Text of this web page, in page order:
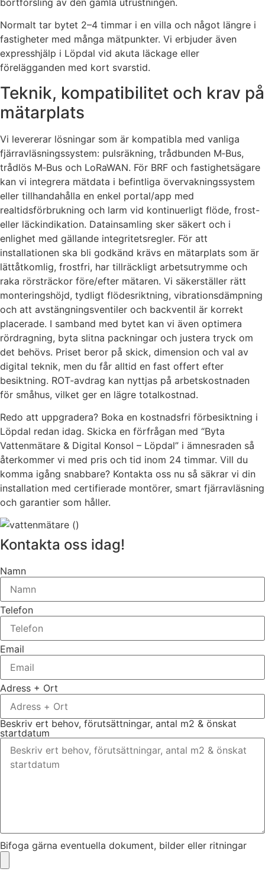
Normalt tar bytet 2–4 timmar i en villa och något längre i
fastigheter med många mätpunkter. Vi erbjuder även
expresshjälp i Löpdal vid akuta läckage eller
förelägganden med kort svarstid.
Teknik, kompatibilitet och krav på
mätarplats
Vi levererar lösningar som är kompatibla med vanliga
fjärravläsningssystem: pulsräkning, trådbunden M‑Bus,
trådlös M‑Bus och LoRaWAN. För BRF och fastighetsägare
kan vi integrera mätdata i befintliga övervakningssystem
eller tillhandahålla en enkel portal/app med
realtidsförbrukning och larm vid kontinuerligt flöde, frost-
eller läckindikation. Datainsamling sker säkert och i
enlighet med gällande integritetsregler. För att
installationen ska bli godkänd krävs en mätarplats som är
lättåtkomlig, frostfri, har tillräckligt arbetsutrymme och
raka rörsträckor före/efter mätaren. Vi säkerställer rätt
monteringshöjd, tydligt flödesriktning, vibrationsdämpning
och att avstängningsventiler och backventil är korrekt
placerade. I samband med bytet kan vi även optimera
rördragning, byta slitna packningar och justera tryck om
det behövs. Priset beror på skick, dimension och val av
digital teknik, men du får alltid en fast offert efter
besiktning. ROT‑avdrag kan nyttjas på arbetskostnaden
för småhus, vilket ger en lägre totalkostnad.
Redo att uppgradera? Boka en kostnadsfri förbesiktning i
Löpdal redan idag. Skicka en förfrågan med “Byta
Vattenmätare & Digital Konsol – Löpdal” i ämnesraden så
återkommer vi med pris och tid inom 24 timmar. Vill du
komma igång snabbare? Kontakta oss nu så säkrar vi din
installation med certifierade montörer, smart fjärravläsning
och garantier som håller.
Kontakta oss idag!
Namn
Telefon
Email
Adress + Ort
Beskriv ert behov, förutsättningar, antal m2 & önskat
startdatum
Bifoga gärna eventuella dokument, bilder eller ritningar